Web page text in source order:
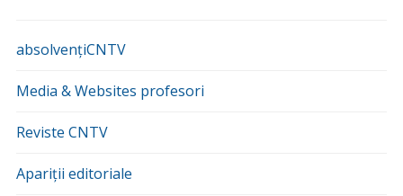
absolvențiCNTV
Media & Websites profesori
Reviste CNTV
Apariții editoriale